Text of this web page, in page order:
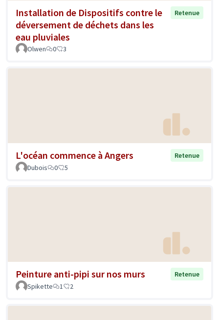
Installation de Dispositifs contre le
déversement de déchets dans les
eau pluviales
Retenue
Olwen 0 3
L'océan commence à Angers
Retenue
Dubois
0 5
Peinture anti-pipi sur nos murs
Retenue
Spikette
1 2